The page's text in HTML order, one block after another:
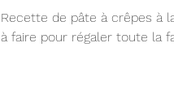
Recette de pâte à crêpes à
à faire pour régaler toute la